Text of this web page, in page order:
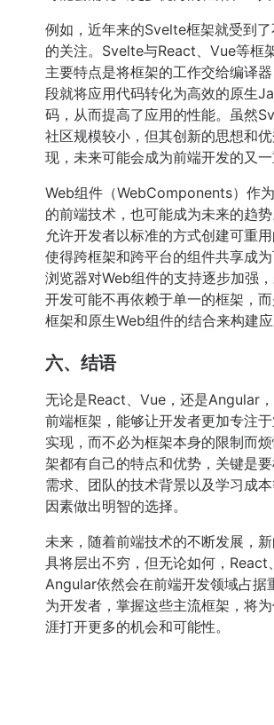
例如，近年来的Svelte框架就受到
的关注。Svelte与React、Vue等框
主要特点是将框架的工作交给编译
段就将应用代码转化为高效的原生
码，从而提高了应用的性能。虽然
社区规模较小，但其创新的思想和
现，未来可能会成为前端开发的又一
Web组件（WebComponents）作
的前端技术，也可能成为未来的趋
允许开发者以标准的方式创建可重
使得跨框架和跨平台的组件共享成
浏览器对Web组件的支持逐步加强
开发可能不再依赖于单一的框架，
框架和原生Web组件的结合来构建应
六、结语
无论是React、Vue，还是Angular
前端框架，能够让开发者更加专注
实现，而不必为框架本身的限制而
架都有自己的特点和优势，关键是
需求、团队的技术背景以及学习成
因素做出明智的选择。
未来，随着前端技术的不断发展，
具将层出不穷，但无论如何，React
Angular依然会在前端开发领域占据
为开发者，掌握这些主流框架，将
涯打开更多的机会和可能性。